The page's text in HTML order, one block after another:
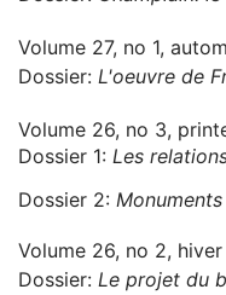
Volume 27, no 1,
Dossier: L'oeuvre de
Volume 26, no 3,
Dossier 1: Les
Dossier 2:
Volume 26, no 2,
Dossier: Le projet du